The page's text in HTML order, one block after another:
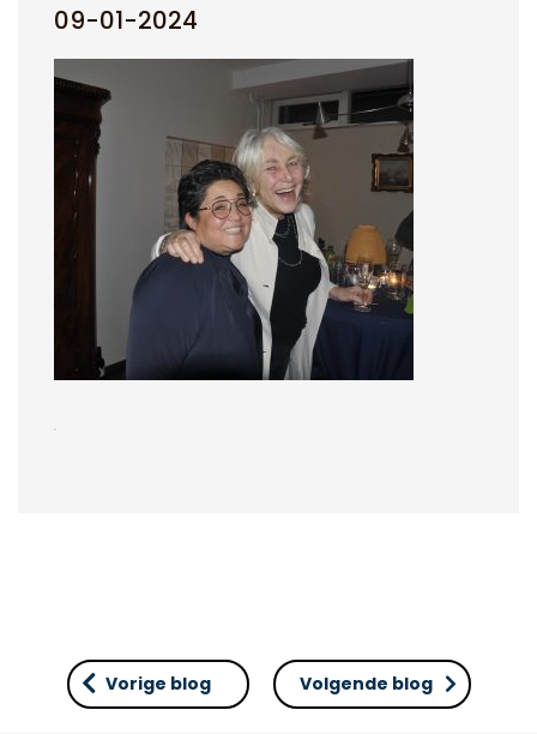
09-01-2024
Vorige blog Volgende blog